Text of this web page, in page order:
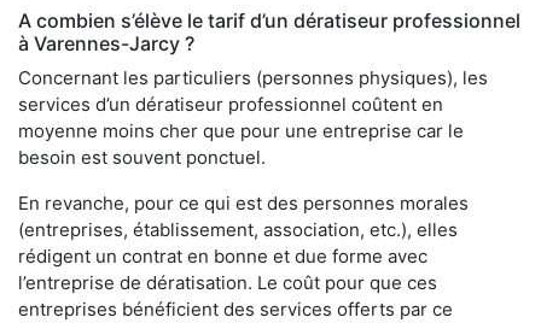
A combien s’élève le tarif d’un dératiseur professionnel
à Varennes-Jarcy ?
Concernant les particuliers (personnes physiques), les
services d’un dératiseur professionnel coûtent en
moyenne moins cher que pour une entreprise car le
besoin est souvent ponctuel.
En revanche, pour ce qui est des personnes morales
(entreprises, établissement, association, etc.), elles
rédigent un contrat en bonne et due forme avec
l’entreprise de dératisation. Le coût pour que ces
entreprises bénéficient des services offerts par ce